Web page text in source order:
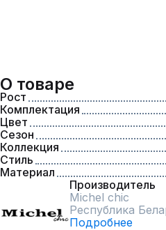
О товаре
Рост
Комплектация
Цвет
Сезон
Коллекция
Стиль
Материал
Производитель
Michel chic
Республика
Подробнее